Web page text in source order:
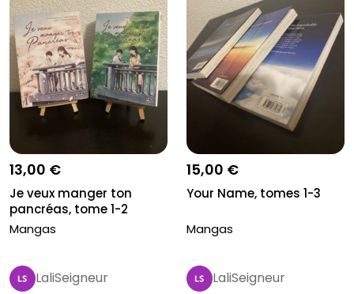
13,00 €
Je veux manger ton
pancréas, tome 1-2
Mangas
15,00 €
Your Name, tomes 1-3
Mangas
LaliSeigneur LaliSeigneur